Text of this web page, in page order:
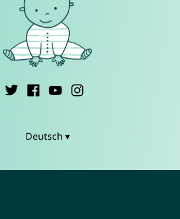
Deutsch ▾